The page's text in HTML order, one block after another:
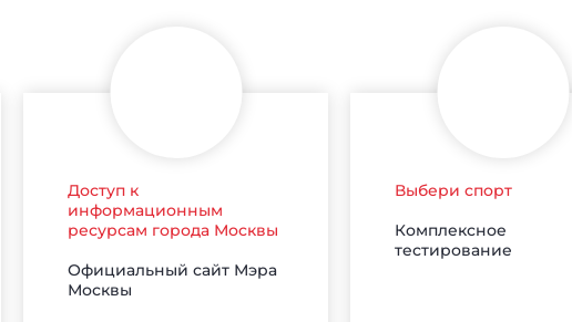
Доступ к
информационным
ресурсам города Москвы
Официальный сайт Мэра
Москвы
Выбери спорт
Комплексное
тестирование